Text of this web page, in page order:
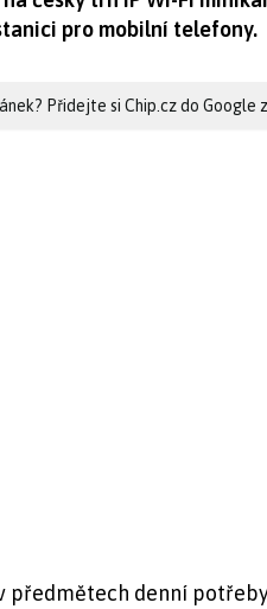
pro mobilní telefony.
Přidejte si Chip.cz do Google
předmětech denní